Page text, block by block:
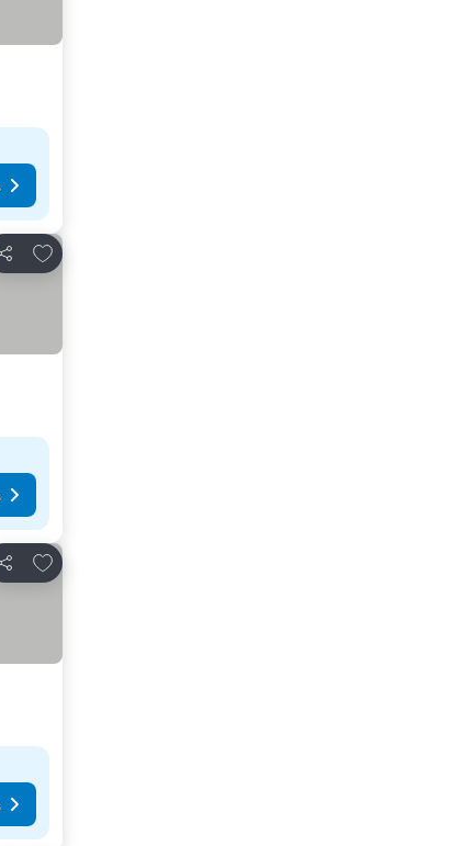
Partilhar
Adicionar aos favoritos
Partilhar
Adicionar aos favoritos